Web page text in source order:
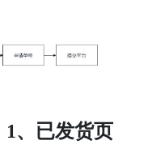
、已发货页